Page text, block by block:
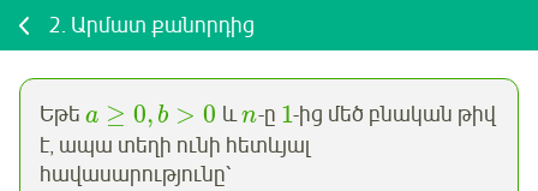
2. Արմատ քանորդից
Եթե a ≥ 0, b > 0 ևn-ը 1-ից մեծ բնական թիվ
է, ապա տեղի ունի հետևյալ
հավասարությունը՝